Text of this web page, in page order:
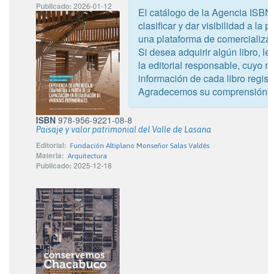
Publicado: 2026-01-12
ISBN 978-956-9221-08-8
Paisaje y valor patrimonial del Valle de Lasana
Editorial: Fundación Altiplano Monseñor Salas Valdés
Materia: Arquitectura
Publicado: 2025-12-18
El catálogo de la Agencia
clasificar y dar visibilidad a la
una plataforma de
Si desea adquirir algún libro,
la editorial responsable, cuyo
información de cada libro
Agradecemos su